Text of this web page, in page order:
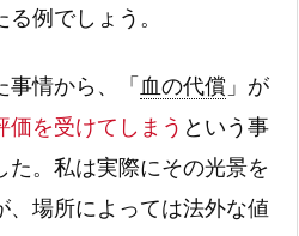
る例でしょう。
情から、「 血の代償 」が
価を受けてしまう という事
た。私は実際にその光景を
、場所によっては法外な値